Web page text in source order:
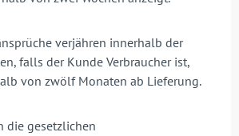
verjähren innerhalb der
falls der Kunde Verbraucher ist,
von zwölf Monaten ab Lieferung.
die gesetzlichen